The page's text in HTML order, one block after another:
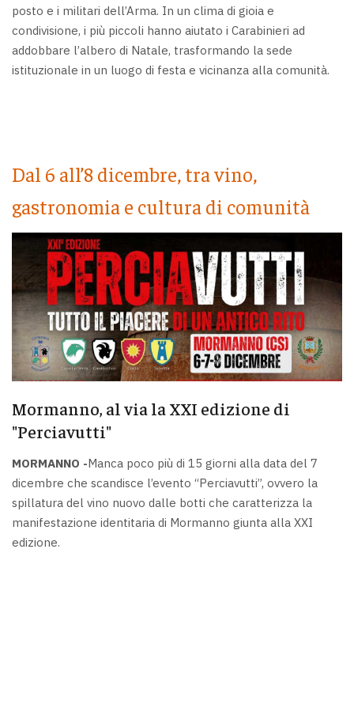
posto e i militari dell’Arma. In un clima di gioia e
condivisione, i più piccoli hanno aiutato i Carabinieri ad
addobbare l’albero di Natale, trasformando la sede
istituzionale in un luogo di festa e vicinanza alla comunità.
Dal 6 all’8 dicembre, tra vino,
gastronomia e cultura di comunità
Mormanno, al via la XXI edizione di
"Perciavutti"
MORMANNO -Manca poco più di 15 giorni alla data del 7
dicembre che scandisce l’evento “Perciavutti”, ovvero la
spillatura del vino nuovo dalle botti che caratterizza la
manifestazione identitaria di Mormanno giunta alla XXI
edizione.